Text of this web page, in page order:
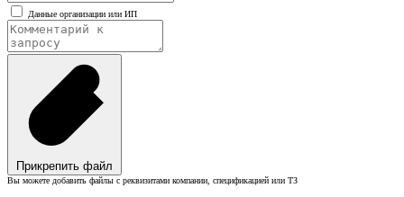
Данные организации или ИП
Прикрепить файл
Вы можете добавить файлы с реквизитами компании, спецификацией или ТЗ